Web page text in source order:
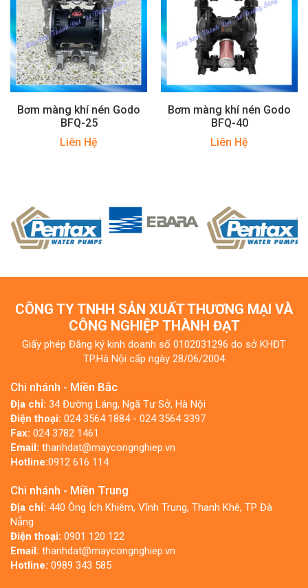
Bơm màng khí nén Godo
BFQ-25
Liên Hệ
Bơm màng khí nén Godo
BFQ-40
Liên Hệ
CÔNG TY TNHH SẢN XUẤT THƯƠNG MẠI VÀ
CÔNG NGHIỆP THÀNH ĐẠT
Giấy phép Đăng ký kinh doanh số 0102031296 do sở KHĐT
TP.Hà Nội cấp ngày 28/06/2004
Chi nhánh - Miền Bắc
Địa chỉ: 34 Đường Láng, Ngã Tư Sở, Hà Nội
Điện thoại: 024 3564 1884 - 024 3564 3397
Fax: 024 3782 1461
Email: thanhdat@maycongnghiep.vn
Hotline:0912 616 114
Chi nhánh - Miền Trung
Địa chỉ: 440 Ông Ích Khiêm, Vĩnh Trung, Thanh Khê, TP Đà
Nẵng
Điện thoại: 0901 120 122
Email: thanhdat@maycongnghiep.vn
Hotline: 0989 343 585